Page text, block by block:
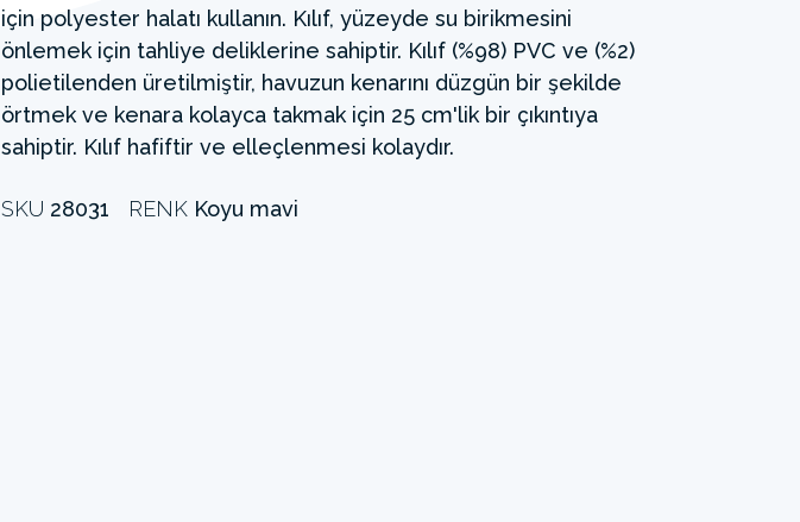
için polyester halatı kullanın. Kılıf, yüzeyde su birikmesini
önlemek için tahliye deliklerine sahiptir. Kılıf (%98) PVC ve (%2)
polietilenden üretilmiştir, havuzun kenarını düzgün bir şekilde
örtmek ve kenara kolayca takmak için 25 cm'lik bir çıkıntıya
sahiptir. Kılıf hafiftir ve elleçlenmesi kolaydır.
SKU 28031 RENK Koyu mavi